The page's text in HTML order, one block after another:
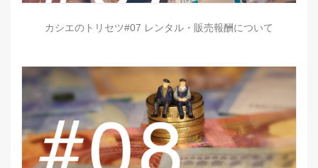
カシエのトリセツ#07 レンタル・販売報酬について